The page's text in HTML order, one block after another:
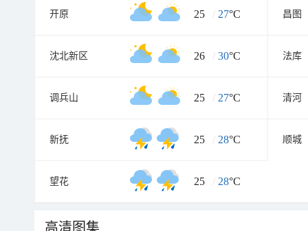
开原 25 / 27°C 昌图
沈北新区 26 / 30°C 法库
调兵山 25 / 27°C 清河
新抚 25 / 28°C 顺城
望花 25 / 28°C
高清图集